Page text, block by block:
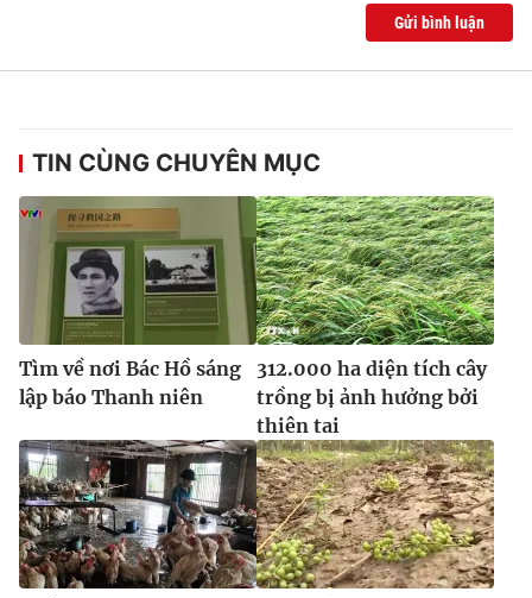
Nguyễn Thị Mỹ Hạnh, Phạm Quốc Thắng,
Tổng đài VTV:024.38 355 931 - 024.38 355 932
Liên hệ quảng cáo:024-7300.7108
® Cấm sao chép dưới mọi hình thức nếu không có sự chấp
thuận bằng văn bản. Ghi rõ nguồn VTV.vn khi phát hành lại
thông tin từ website này.
Gửi bình luận
TIN CÙNG CHUYÊN MỤC
Tìm về nơi Bác Hồ sáng
lập báo Thanh niên
312.000 ha diện tích cây
trồng bị ảnh hưởng bởi
thiên tai